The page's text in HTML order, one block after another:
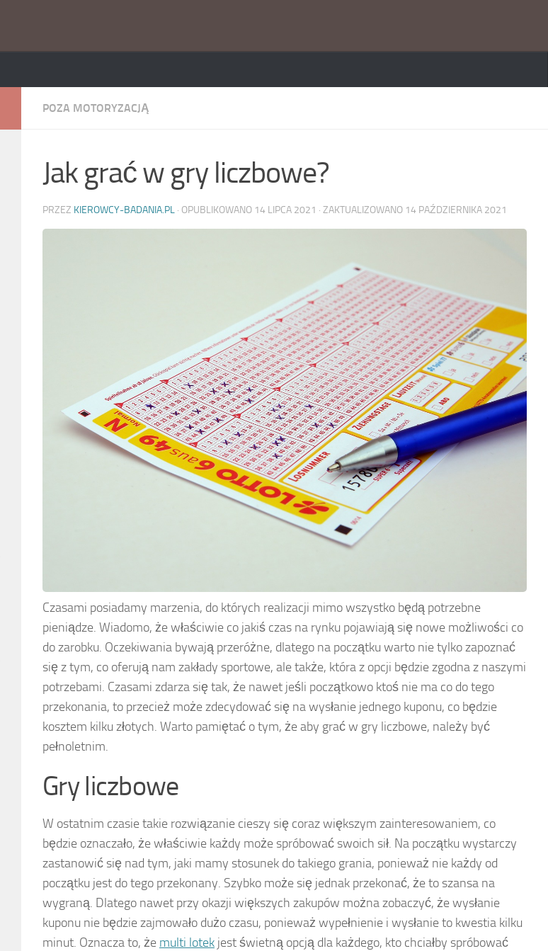
POZA MOTORYZACJĄ
Jak grać w gry liczbowe?
PRZEZ KIEROWCY-BADANIA.PL · OPUBLIKOWANO 14 LIPCA 2021 · ZAKTUALIZOWANO 14 PAŹDZIERNIKA 2021
Czasami posiadamy marzenia, do których realizacji mimo wszystko będą potrzebne
pieniądze. Wiadomo, że właściwie co jakiś czas na rynku pojawiają się nowe możliwości co
do zarobku. Oczekiwania bywają przeróżne, dlatego na początku warto nie tylko zapoznać
się z tym, co oferują nam zakłady sportowe, ale także, która z opcji będzie zgodna z naszymi
potrzebami. Czasami zdarza się tak, że nawet jeśli początkowo ktoś nie ma co do tego
przekonania, to przecież może zdecydować się na wysłanie jednego kuponu, co będzie
kosztem kilku złotych. Warto pamiętać o tym, że aby grać w gry liczbowe, należy być
pełnoletnim.
Gry liczbowe
W ostatnim czasie takie rozwiązanie cieszy się coraz większym zainteresowaniem, co
będzie oznaczało, że właściwie każdy może spróbować swoich sił. Na początku wystarczy
zastanowić się nad tym, jaki mamy stosunek do takiego grania, ponieważ nie każdy od
początku jest do tego przekonany. Szybko może się jednak przekonać, że to szansa na
wygraną. Dlatego nawet przy okazji większych zakupów można zobaczyć, że wysłanie
kuponu nie będzie zajmowało dużo czasu, ponieważ wypełnienie i wysłanie to kwestia kilku
minut. Oznacza to, że multi lotek jest świetną opcją dla każdego, kto chciałby spróbować